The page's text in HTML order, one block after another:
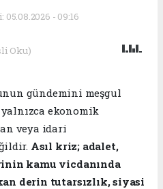
- 09:16
Oku)
gündemini meşgul
ekonomik
veya idari
Asıl kriz; adalet,
kamu vicdanında
derin tutarsızlık, siyasi